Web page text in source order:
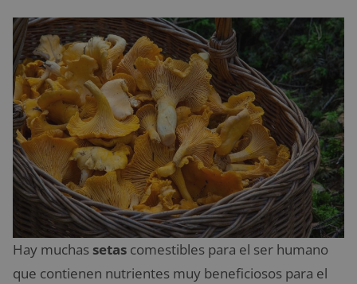
Hay muchas setas comestibles para el ser humano
que contienen nutrientes muy beneficiosos para el